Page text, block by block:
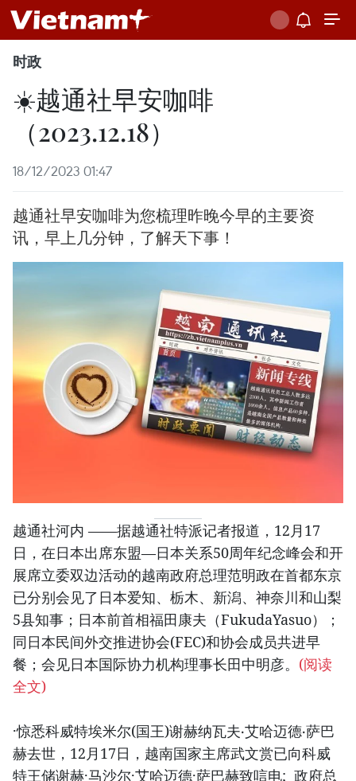
时政
☀️越通社早安咖啡
（2023.12.18）
18/12/2023 01:47
越通社早安咖啡为您梳理昨晚今早的主要资
讯，早上几分钟，了解天下事！
越通社河内 ——据越通社特派记者报道，12月17
日，在日本出席东盟—日本关系50周年纪念峰会和开
展席立委双边活动的越南政府总理范明政在首都东京
已分别会见了日本爱知、栃木、新潟、神奈川和山梨
5县知事；日本前首相福田康夫（FukudaYasuo）；
同日本民间外交推进协会(FEC)和协会成员共进早
餐；会见日本国际协力机构理事长田中明彦。 (阅读
全文)
·惊悉科威特埃米尔(国王)谢赫纳瓦夫‧艾哈迈德‧萨巴
赫去世，12月17日，越南国家主席武文赏已向科威
特王储谢赫·马沙尔·艾哈迈德·萨巴赫致唁电; 政府总